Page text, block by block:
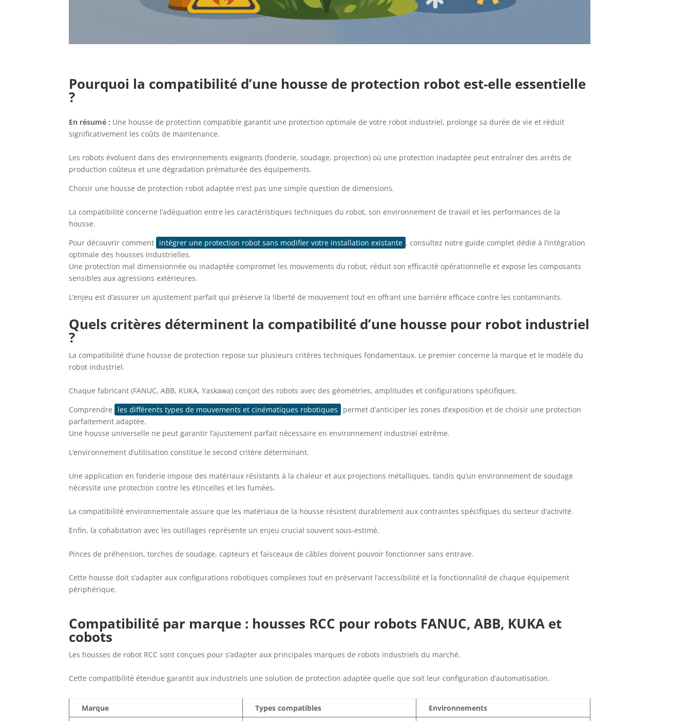
Pourquoi la compatibilité d’une housse de protection robot est-elle essentielle
?
En résumé : Une housse de protection compatible garantit une protection optimale de votre robot industriel, prolonge sa durée de vie et réduit
significativement les coûts de maintenance.
Les robots évoluent dans des environnements exigeants (fonderie, soudage, projection) où une protection inadaptée peut entraîner des arrêts de
production coûteux et une dégradation prématurée des équipements.
Choisir une housse de protection robot adaptée n’est pas une simple question de dimensions.
La compatibilité concerne l’adéquation entre les caractéristiques techniques du robot, son environnement de travail et les performances de la
housse.
Pour découvrir comment intégrer une protection robot sans modifier votre installation existante , consultez notre guide complet dédié à l’intégration
optimale des housses industrielles.
Une protection mal dimensionnée ou inadaptée compromet les mouvements du robot, réduit son efficacité opérationnelle et expose les composants
sensibles aux agressions extérieures.
L’enjeu est d’assurer un ajustement parfait qui préserve la liberté de mouvement tout en offrant une barrière efficace contre les contaminants.
Quels critères déterminent la compatibilité d’une housse pour robot industriel
?
La compatibilité d’une housse de protection repose sur plusieurs critères techniques fondamentaux. Le premier concerne la marque et le modèle du
robot industriel.
Chaque fabricant (FANUC, ABB, KUKA, Yaskawa) conçoit des robots avec des géométries, amplitudes et configurations spécifiques.
Comprendre
les différents types de mouvements et cinématiques robotiques
permet d’anticiper les zones d’exposition et de choisir une protection
parfaitement adaptée.
Une housse universelle ne peut garantir l’ajustement parfait nécessaire en environnement industriel extrême.
L’environnement d’utilisation constitue le second critère déterminant.
Une application en fonderie impose des matériaux résistants à la chaleur et aux projections métalliques, tandis qu’un environnement de soudage
nécessite une protection contre les étincelles et les fumées.
La compatibilité environnementale assure que les matériaux de la housse résistent durablement aux contraintes spécifiques du secteur d’activité.
Enfin, la cohabitation avec les outillages représente un enjeu crucial souvent sous-estimé.
Pinces de préhension, torches de soudage, capteurs et faisceaux de câbles doivent pouvoir fonctionner sans entrave.
Cette housse doit s’adapter aux configurations robotiques complexes tout en préservant l’accessibilité et la fonctionnalité de chaque équipement
périphérique.
Compatibilité par marque : housses RCC pour robots FANUC, ABB, KUKA et
cobots
Les housses de robot RCC sont conçues pour s’adapter aux principales marques de robots industriels du marché.
Cette compatibilité étendue garantit aux industriels une solution de protection adaptée quelle que soit leur configuration d’automatisation.
Marque Types compatibles
Environnements